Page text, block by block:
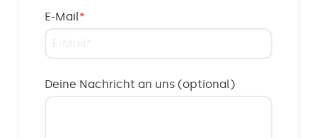
E-Mail*
Deine Nachricht an uns (optional)